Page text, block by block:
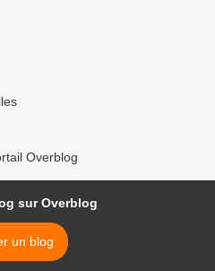
Overblog
sur Overblog
un blog